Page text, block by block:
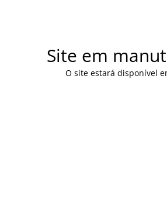
Site em
O site estará disponível